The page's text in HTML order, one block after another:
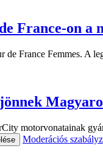
France-on a
de France Femmes. A
motorvonatainak
Moderációs